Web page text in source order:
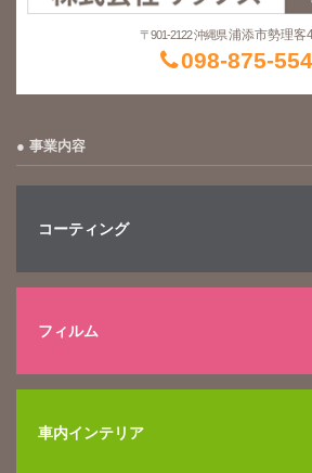
〒901-2122 沖縄県浦添市勢理客
098-875-
事業内容
コーティング
フィルム
車内インテリア